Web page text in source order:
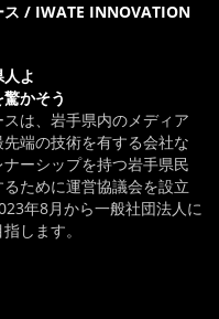
ス / IWATE INNOVATION
よ
かそう
は、岩手県内のメディア
端の技術を有する会社な
ーシップを持つ岩手県民
ために運営協議会を設立
年8月から一般社団法人に
します。